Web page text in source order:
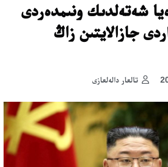
شەتەلدىك ونىمدەردى
جازالايتىن زاڭ
تالعار دالەلعازى